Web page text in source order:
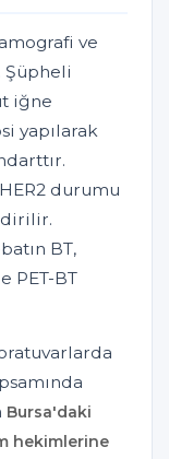
ve
Şüpheli
iğne
yapılarak
durumu
BT,
PET-BT
Bursa'daki
hekimlerine